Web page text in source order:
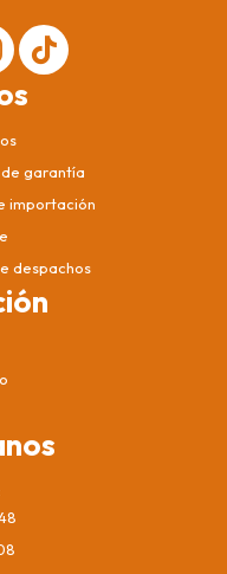
garantía
importación
despachos